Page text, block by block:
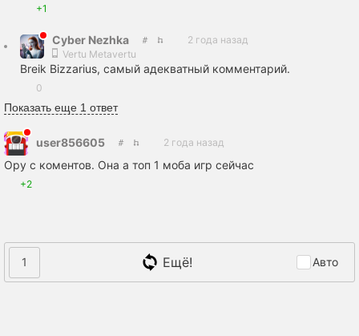
+1
Cyber Nezhka
2 года назад
Vertu Metavertu
Breik Bizzarius, самый адекватный комментарий.
0
Показать еще 1 ответ
user856605 2 года назад
Ору с коментов. Она а топ 1 моба игр сейчас
+2
1 Ещё! Авто